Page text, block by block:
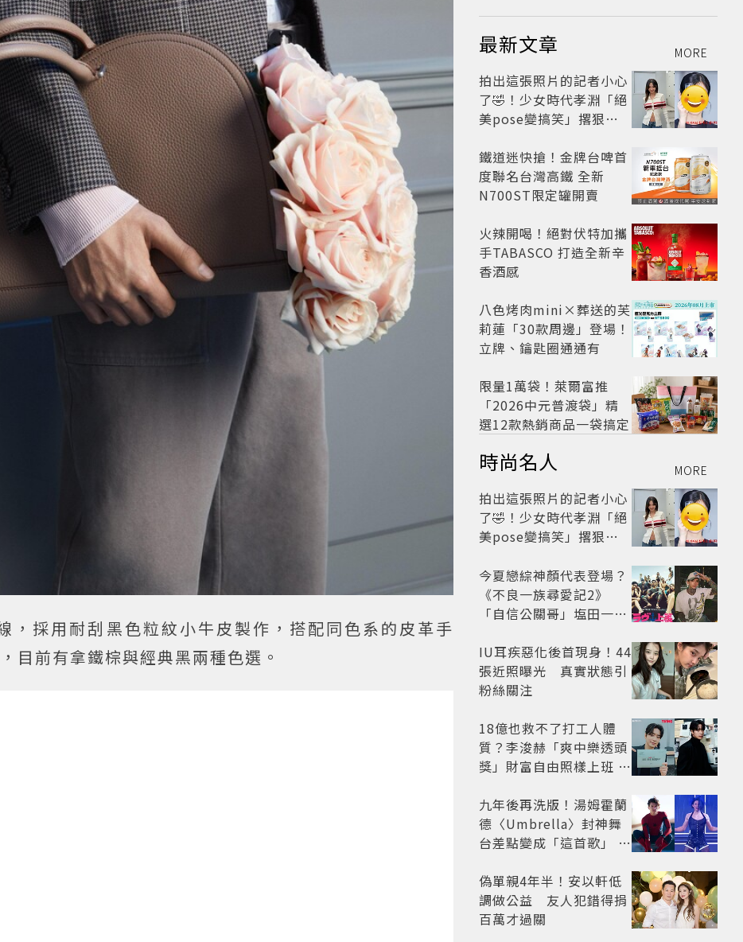
採用耐刮黑色粒紋小牛皮製作，搭配同色系的皮革手
目前有拿鐵棕與經典黑兩種色選。
最新文章 MORE
拍出這張照片的記者小心
了🤣！少女時代孝淵「絕
美pose變搞笑」撂狠
鐵道迷快搶！金牌台啤首
度聯名台灣高鐵 全新
N700ST限定罐開賣
火辣開喝！絕對伏特加攜
手TABASCO 打造全新辛
香酒感
八色烤肉mini×葬送的芙
莉蓮「30款周邊」登場！
立牌、鑰匙圈通通有
限量1萬袋！萊爾富推
「2026中元普渡袋」精
選12款熱銷商品一袋搞定
時尚名人 MORE
拍出這張照片的記者小心
了🤣！少女時代孝淵「絕
美pose變搞笑」撂狠
今夏戀綜神顏代表登場？
《不良一族尋愛記2》
「自信公關哥」塩田一馬
老闆
IU耳疾惡化後首現身！44
張近照曝光 真實狀態引
粉絲關注
18億也救不了打工人體
質？李浚赫「爽中樂透頭
獎」財富自由照樣上班 西
九年後再洗版！湯姆霍蘭
德〈Umbrella〉封神舞
台差點變成「這首歌」 造
開
偽單親4年半！安以軒低
調做公益 友人犯錯得捐
百萬才過關